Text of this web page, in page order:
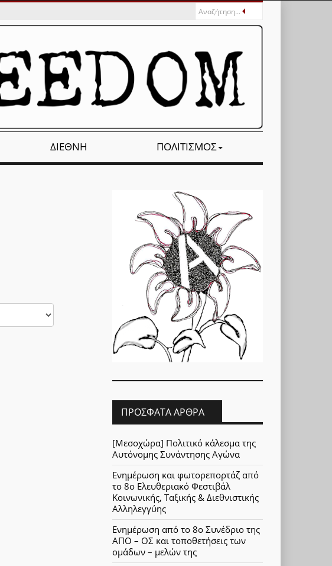
ΔΙΕΘΝΉ ΠΟΛΙΤΙΣΜΌΣ
ΠΡΌΣΦΑΤΑ ΆΡΘΡΑ
[Μεσοχώρα] Πολιτικό κάλεσμα της
Αυτόνομης Συνάντησης Αγώνα
Ενημέρωση και φωτορεπορτάζ από
το 8ο Ελευθεριακό Φεστιβάλ
Κοινωνικής, Ταξικής & Διεθνιστικής
Αλληλεγγύης
Ενημέρωση από το 8ο Συνέδριο της
ΑΠΟ – ΟΣ και τοποθετήσεις των
ομάδων – μελών της